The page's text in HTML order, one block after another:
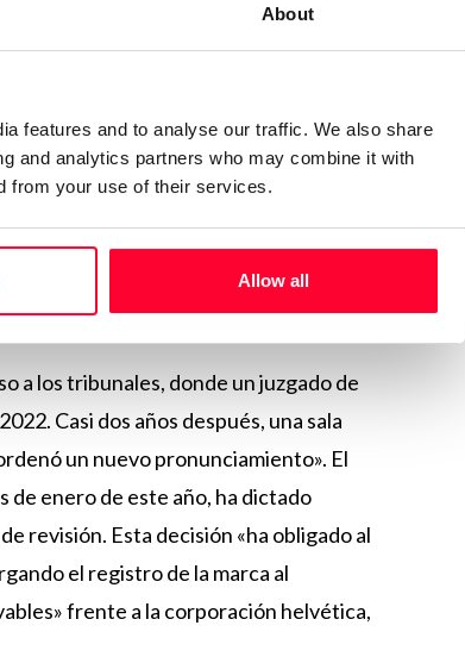
About
features and to analyse our traffic. We also share
and analytics partners who may combine it with
from your use of their services.
Allow all
el expediente ha pasado
en un laberinto de fallos
del Indecopi dio la razón al
«no tenía sustento suficiente», indica
del mismo organismo revocó la
a los tribunales, donde un juzgado de
Casi dos años después, una sala
un nuevo pronunciamiento». El
de enero de este año, ha dictado
revisión. Esta decisión «ha obligado al
el registro de la marca al
frente a la corporación helvética,